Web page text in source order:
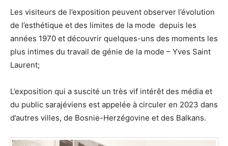
Les visiteurs de l’exposition peuvent observer l’évolution
de l’esthétique et des limites de la mode depuis les
années 1970 et découvrir quelques-uns des moments les
plus intimes du travail de génie de la mode – Yves Saint
Laurent;
L’exposition qui a suscité un très vif intérêt des média et
du public sarajéviens est appelée à circuler en 2023 dans
d’autres villes, de Bosnie-Herzégovine et des Balkans.